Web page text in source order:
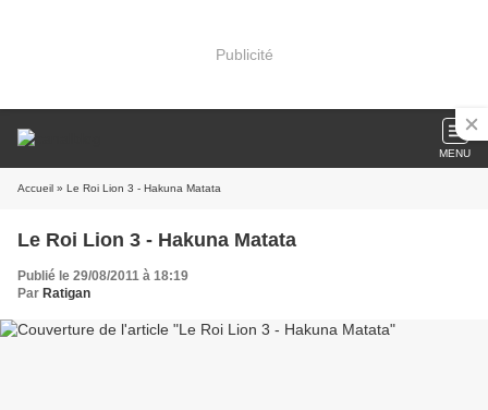
Publicité
MENU
Accueil » Le Roi Lion 3 - Hakuna Matata
Le Roi Lion 3 - Hakuna Matata
Publié le 29/08/2011 à 18:19
Par Ratigan